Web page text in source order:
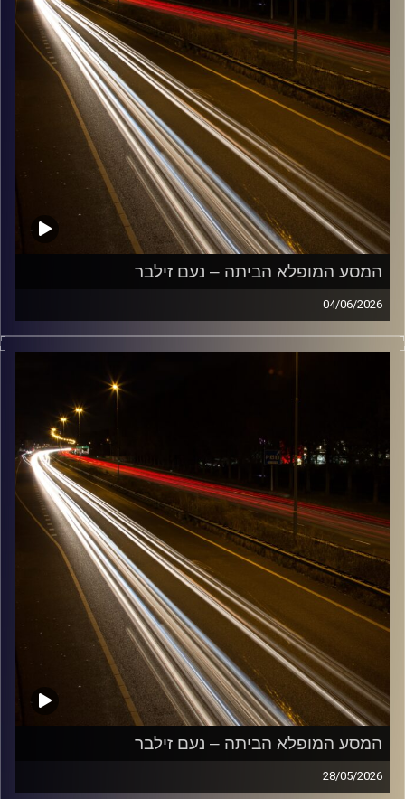
המסע המופלא הביתה – נעם זילבר
04/06/2026
מוזיקה שתלווה אותנו אחרי יום עבודה ארוך ותחזיר אותנו
הביתה בשלום עם נעם זילבר
קרדיט תמונות:
המסע המופלא הביתה – נעם זילבר
28/05/2026